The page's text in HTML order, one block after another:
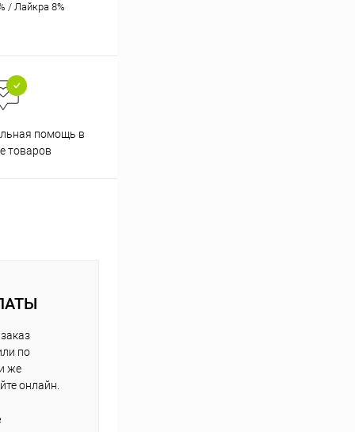
/ Лайкра 8%
помощь в
товаров
по
же
онлайн.